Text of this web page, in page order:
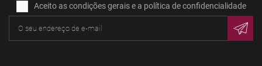
Aceito as condições gerais e a política de confidencialidade